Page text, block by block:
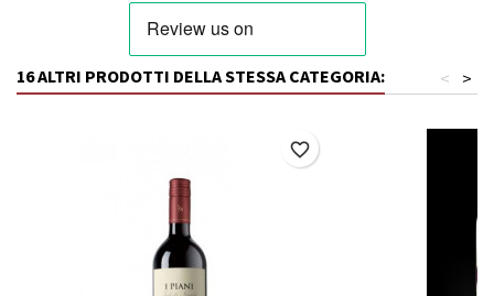
16 ALTRI PRODOTTI DELLA STESSA CATEGORIA: >
<
favorite_border